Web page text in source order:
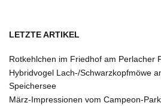
LETZTE ARTIKEL
Rotkehlchen im Friedhof am Perlacher
Hybridvogel Lach-/Schwarzkopfmöwe
Speichersee
März-Impressionen vom Campeon-